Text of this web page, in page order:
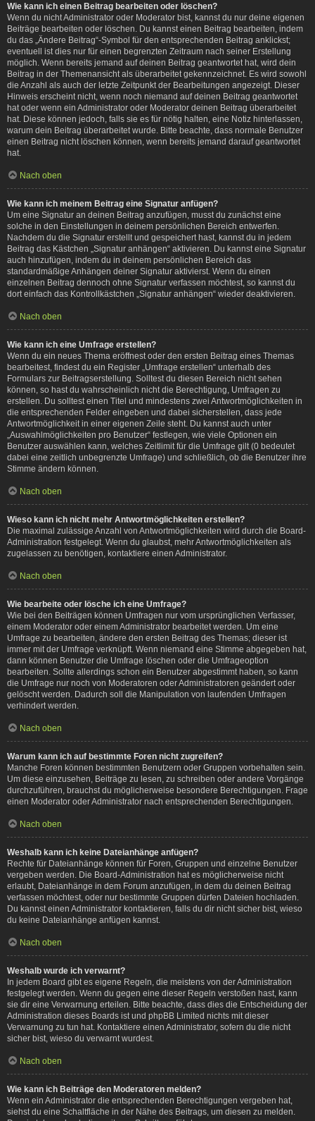
Wie kann ich einen Beitrag bearbeiten oder löschen?
Wenn du nicht Administrator oder Moderator bist, kannst du nur deine eigenen
Beiträge bearbeiten oder löschen. Du kannst einen Beitrag bearbeiten, indem
du das „Ändere Beitrag“-Symbol für den entsprechenden Beitrag anklickst;
eventuell ist dies nur für einen begrenzten Zeitraum nach seiner Erstellung
möglich. Wenn bereits jemand auf deinen Beitrag geantwortet hat, wird dein
Beitrag in der Themenansicht als überarbeitet gekennzeichnet. Es wird sowohl
die Anzahl als auch der letzte Zeitpunkt der Bearbeitungen angezeigt. Dieser
Hinweis erscheint nicht, wenn noch niemand auf deinen Beitrag geantwortet
hat oder wenn ein Administrator oder Moderator deinen Beitrag überarbeitet
hat. Diese können jedoch, falls sie es für nötig halten, eine Notiz hinterlassen,
warum dein Beitrag überarbeitet wurde. Bitte beachte, dass normale Benutzer
einen Beitrag nicht löschen können, wenn bereits jemand darauf geantwortet
hat.
Nach oben
Wie kann ich meinem Beitrag eine Signatur anfügen?
Um eine Signatur an deinen Beitrag anzufügen, musst du zunächst eine
solche in den Einstellungen in deinem persönlichen Bereich entwerfen.
Nachdem du die Signatur erstellt und gespeichert hast, kannst du in jedem
Beitrag das Kästchen „Signatur anhängen“ aktivieren. Du kannst eine Signatur
auch hinzufügen, indem du in deinem persönlichen Bereich das
standardmäßige Anhängen deiner Signatur aktivierst. Wenn du einen
einzelnen Beitrag dennoch ohne Signatur verfassen möchtest, so kannst du
dort einfach das Kontrollkästchen „Signatur anhängen“ wieder deaktivieren.
Nach oben
Wie kann ich eine Umfrage erstellen?
Wenn du ein neues Thema eröffnest oder den ersten Beitrag eines Themas
bearbeitest, findest du ein Register „Umfrage erstellen“ unterhalb des
Formulars zur Beitragserstellung. Solltest du diesen Bereich nicht sehen
können, so hast du wahrscheinlich nicht die Berechtigung, Umfragen zu
erstellen. Du solltest einen Titel und mindestens zwei Antwortmöglichkeiten in
die entsprechenden Felder eingeben und dabei sicherstellen, dass jede
Antwortmöglichkeit in einer eigenen Zeile steht. Du kannst auch unter
„Auswahlmöglichkeiten pro Benutzer“ festlegen, wie viele Optionen ein
Benutzer auswählen kann, welches Zeitlimit für die Umfrage gilt (0 bedeutet
dabei eine zeitlich unbegrenzte Umfrage) und schließlich, ob die Benutzer ihre
Stimme ändern können.
Nach oben
Wieso kann ich nicht mehr Antwortmöglichkeiten erstellen?
Die maximal zulässige Anzahl von Antwortmöglichkeiten wird durch die Board-
Administration festgelegt. Wenn du glaubst, mehr Antwortmöglichkeiten als
zugelassen zu benötigen, kontaktiere einen Administrator.
Nach oben
Wie bearbeite oder lösche ich eine Umfrage?
Wie bei den Beiträgen können Umfragen nur vom ursprünglichen Verfasser,
einem Moderator oder einem Administrator bearbeitet werden. Um eine
Umfrage zu bearbeiten, ändere den ersten Beitrag des Themas; dieser ist
immer mit der Umfrage verknüpft. Wenn niemand eine Stimme abgegeben hat,
dann können Benutzer die Umfrage löschen oder die Umfrageoption
bearbeiten. Sollte allerdings schon ein Benutzer abgestimmt haben, so kann
die Umfrage nur noch von Moderatoren oder Administratoren geändert oder
gelöscht werden. Dadurch soll die Manipulation von laufenden Umfragen
verhindert werden.
Nach oben
Warum kann ich auf bestimmte Foren nicht zugreifen?
Manche Foren können bestimmten Benutzern oder Gruppen vorbehalten sein.
Um diese einzusehen, Beiträge zu lesen, zu schreiben oder andere Vorgänge
durchzuführen, brauchst du möglicherweise besondere Berechtigungen. Frage
einen Moderator oder Administrator nach entsprechenden Berechtigungen.
Nach oben
Weshalb kann ich keine Dateianhänge anfügen?
Rechte für Dateianhänge können für Foren, Gruppen und einzelne Benutzer
vergeben werden. Die Board-Administration hat es möglicherweise nicht
erlaubt, Dateianhänge in dem Forum anzufügen, in dem du deinen Beitrag
verfassen möchtest, oder nur bestimmte Gruppen dürfen Dateien hochladen.
Du kannst einen Administrator kontaktieren, falls du dir nicht sicher bist, wieso
du keine Dateianhänge anfügen kannst.
Nach oben
Weshalb wurde ich verwarnt?
In jedem Board gibt es eigene Regeln, die meistens von der Administration
festgelegt werden. Wenn du gegen eine dieser Regeln verstoßen hast, kann
sie dir eine Verwarnung erteilen. Bitte beachte, dass dies die Entscheidung der
Administration dieses Boards ist und phpBB Limited nichts mit dieser
Verwarnung zu tun hat. Kontaktiere einen Administrator, sofern du die nicht
sicher bist, wieso du verwarnt wurdest.
Nach oben
Wie kann ich Beiträge den Moderatoren melden?
Wenn ein Administrator die entsprechenden Berechtigungen vergeben hat,
siehst du eine Schaltfläche in der Nähe des Beitrags, um diesen zu melden.